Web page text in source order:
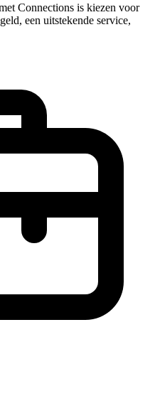
Connections is kiezen voor
een uitstekende service,